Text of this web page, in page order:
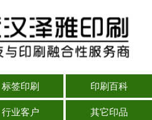
标签印刷
印刷百科
行业客户
其它印品